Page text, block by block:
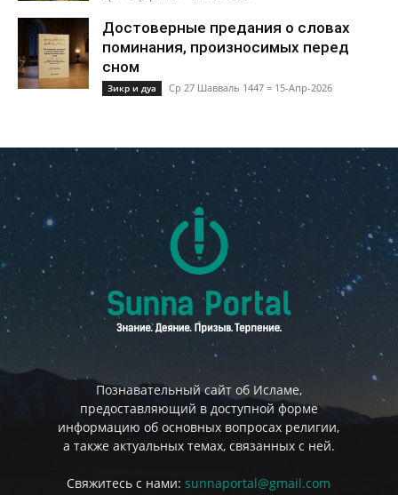
Достоверные предания о словах
поминания, произносимых перед
сном
Зикр и дуа Ср 27 Шавваль 1447 = 15-Апр-2026
Познавательный сайт об Исламе,
предоставляющий в доступной форме
информацию об основных вопросах религии,
а также актуальных темах, связанных с ней.
Свяжитесь с нами: sunnaportal@gmail.com